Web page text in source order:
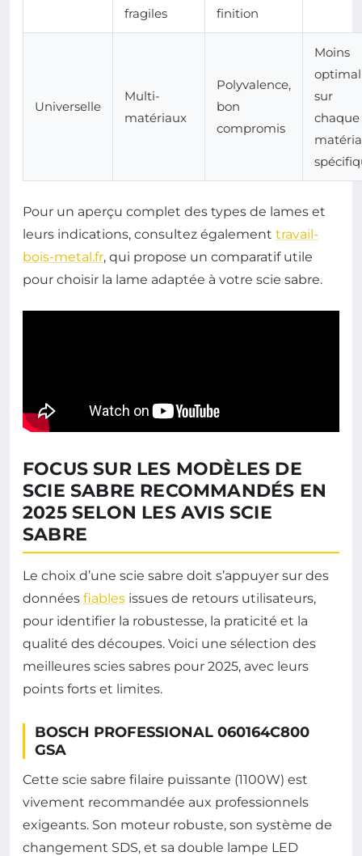
fragiles
finition
Universelle
Multi-
matériaux
Polyvalence,
bon
compromis
Moins
optimal
sur
chaque
Pour un aperçu complet des types de lames et
leurs indications, consultez également travail-
bois-metal.fr, qui propose un comparatif utile
pour choisir la lame adaptée à votre scie sabre.
FOCUS SUR LES MODÈLES DE
SCIE SABRE RECOMMANDÉS EN
2025 SELON LES AVIS SCIE
SABRE
Le choix d’une scie sabre doit s’appuyer sur des
données fiables issues de retours utilisateurs,
pour identifier la robustesse, la praticité et la
qualité des découpes. Voici une sélection des
meilleures scies sabres pour 2025, avec leurs
points forts et limites.
BOSCH PROFESSIONAL 060164C800
GSA
Cette scie sabre filaire puissante (1100W) est
vivement recommandée aux professionnels
exigeants. Son moteur robuste, son système de
changement SDS, et sa double lampe LED